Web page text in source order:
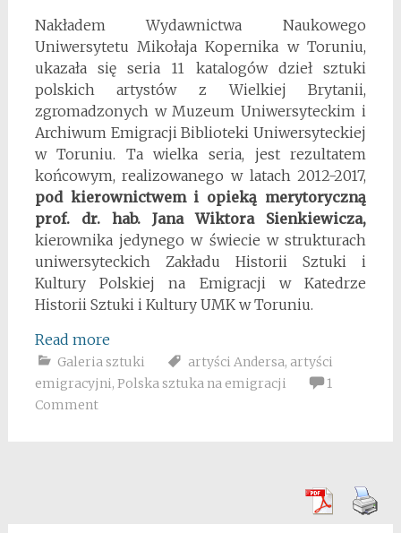
Nakładem Wydawnictwa Naukowego
Uniwersytetu Mikołaja Kopernika w Toruniu,
ukazała się seria 11 katalogów dzieł sztuki
polskich artystów z Wielkiej Brytanii,
zgromadzonych w Muzeum Uniwersyteckim i
Archiwum Emigracji Biblioteki Uniwersyteckiej
w Toruniu. Ta wielka seria, jest rezultatem
końcowym, realizowanego w latach 2012-2017,
pod kierownictwem i opieką merytoryczną
prof. dr. hab. Jana Wiktora Sienkiewicza,
kierownika jedynego w świecie w strukturach
uniwersyteckich Zakładu Historii Sztuki i
Kultury Polskiej na Emigracji w Katedrze
Historii Sztuki i Kultury UMK w Toruniu.
Read more
Galeria sztuki artyści Andersa, artyści
emigracyjni, Polska sztuka na emigracji
1
Comment